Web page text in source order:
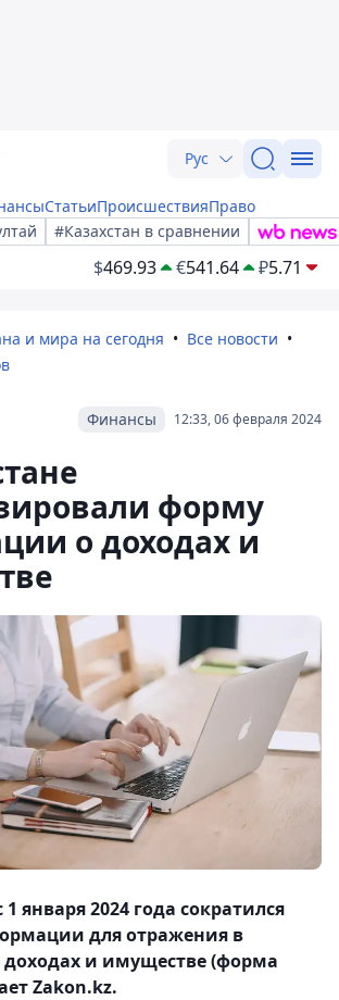
Рус
СтатьиПроисшествияПраво
#Казахстан в сравнении
$469.93 €541.64 ₽5.71
и мира на сегодня
Все новости
12:33, 06 февраля 2024
Финансы
форму
о доходах и
1 января 2024 года сократился
для отражения в
и имуществе (форма
Zakon.kz.